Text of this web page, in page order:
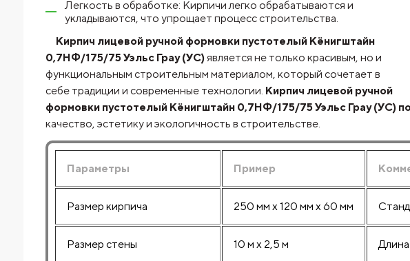
Легкость в обработке: Кирпичи легко обрабатываются и
укладываются, что упрощает процесс строительства.
Кирпич лицевой ручной формовки пустотелый Кёнигштайн
0,7НФ/175/75 Уэльс Грау (УС)является не только красивым, но и
функциональным строительным материалом, который сочетает в
себе традиции и современные технологии. Кирпич лицевой ручной
формовки пустотелый Кёнигштайн 0,7НФ/175/75 Уэльс Грау (УС)
качество, эстетику и экологичность в строительстве.
Параметры Пример
Размер кирпича 250 мм х 120 мм х 60 мм
Размер стены 10 м х 2,5 м